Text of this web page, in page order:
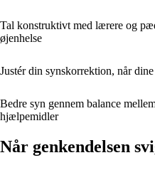
Tal konstruktivt med lærere og
øjenhelse
Justér din synskorrektion, når
Bedre syn gennem balance
hjælpemidler
Når genkendelsen